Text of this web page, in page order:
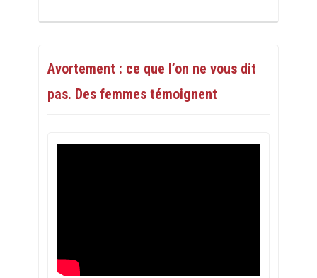
Avortement : ce que l’on ne vous dit
pas. Des femmes témoignent